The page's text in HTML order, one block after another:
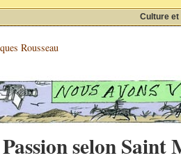
Culture et
Rousseau
selon Saint